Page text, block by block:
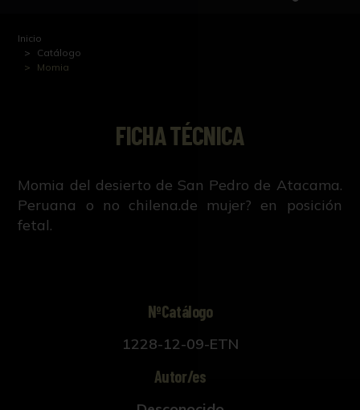
Inicio
Catálogo
Momia
FICHA TÉCNICA
Momia del desierto de San Pedro de Atacama.
Peruana o no chilena.de mujer? en posición
fetal.
NºCatálogo
1228-12-09-ETN
Autor/es